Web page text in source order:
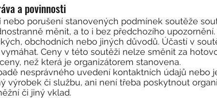
a povinnosti
porušení stanovených podmínek soutěže
měnit, a to i bez předchozího
obchodních nebo jiných důvodů. Účastí v
Ceny v této soutěži nelze směnit za
než která je organizátorem stanovena.
nesprávného uvedení kontaktních údajů nebo
výrobek či službu, ani není třeba poskytnout
či jiný vklad.